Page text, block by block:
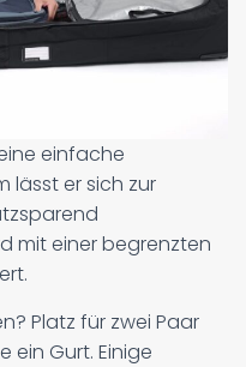
einfache
lässt er sich zur
mit einer begrenzten
Platz für zwei Paar
ein Gurt. Einige